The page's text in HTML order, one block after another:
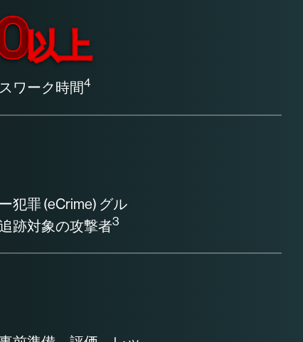
以上
ワーク時間4
犯罪 (eCrime) グル
跡対象の攻撃者3